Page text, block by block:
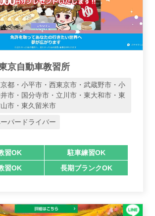
京自動車教習所
都・小平市・西東京市・武蔵野市・小
市・国分寺市・立川市・東大和市・東
市・東久留米市
パードライバー
習OK
駐車練習OK
習OK
長期ブランクOK